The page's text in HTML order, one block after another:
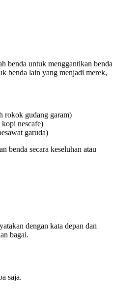
benda untuk menggantikan benda
benda lain yang menjadi merek,
rokok gudang garam)
kopi nescafe)
garuda)
benda secara keseluhan atau
dengan kata depan dan
bagai.
saja.